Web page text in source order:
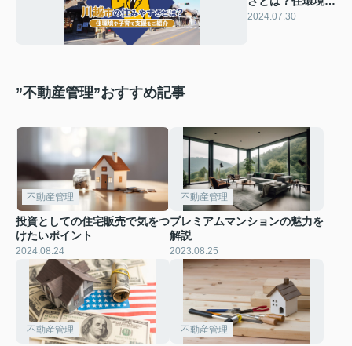
子育て支援をご紹
2024.07.30
”不動産管理”おすすめ記事
不動産管理
投資としての住宅販売で気をつ
けたいポイント
2024.08.24
不動産管理
プレミアムマンションの魅力を
解説
2023.08.25
不動産管理 不動産管理